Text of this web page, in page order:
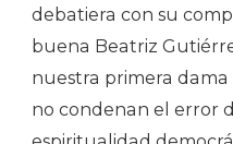
debatiera con su
buena Beatriz
nuestra primera
no condenan el error